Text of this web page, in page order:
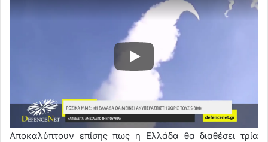
Αποκαλύπτουν επίσης πως η Ελλάδα θα διαθέσει τρία